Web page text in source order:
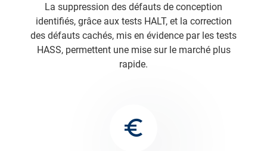
La suppression des défauts de conception
identifiés, grâce aux tests HALT, et la correction
des défauts cachés, mis en évidence par les tests
HASS, permettent une mise sur le marché plus
rapide.